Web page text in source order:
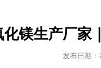
镁生产厂家
发布日期